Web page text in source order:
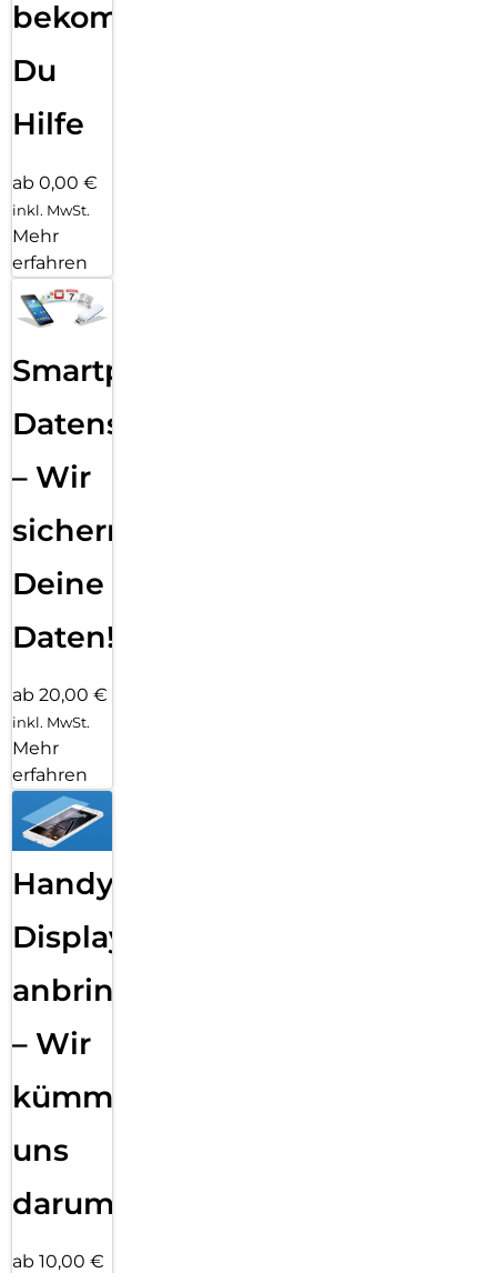
bekommst
Du
Hilfe
ab 0,00 €
inkl. MwSt.
Mehr
erfahren
Smartphone
Datensicherung
– Wir
sichern
Deine
Daten!
ab 20,00 €
inkl. MwSt.
Mehr
erfahren
Handy
Displayfolie
anbringen
– Wir
kümmern
uns
darum!
ab 10,00 €